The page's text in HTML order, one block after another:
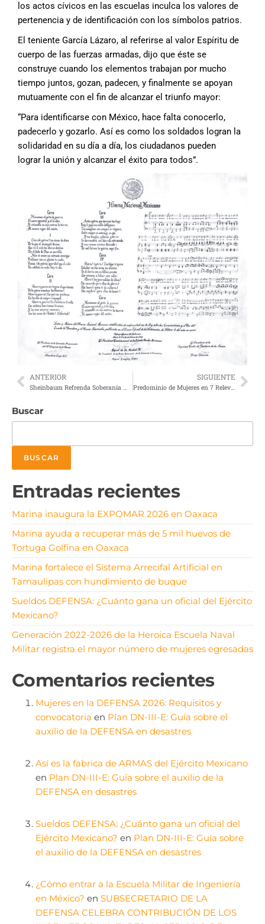
los actos cívicos en las escuelas inculca los valores de
pertenencia y de identificación con los símbolos patrios.
El teniente García Lázaro, al referirse al valor Espíritu de
cuerpo de las fuerzas armadas, dijo que éste se
construye cuando los elementos trabajan por mucho
tiempo juntos, gozan, padecen, y finalmente se apoyan
mutuamente con el fin de alcanzar el triunfo mayor:
“Para identificarse con México, hace falta conocerlo,
padecerlo y gozarlo. Así es como los soldados logran la
solidaridad en su día a día, los ciudadanos pueden
lograr la unión y alcanzar el éxito para todos”.
ANTERIOR
Sheinbaum Refrenda Soberanía Mexicana
SIGUIENTE
Predominio de Mujeres en 7 Relevos de la Defensa
Buscar
BUSCAR
Entradas recientes
Marina inaugura la EXPOMAR 2026 en Oaxaca
Marina ayuda a recuperar más de 5 mil huevos de
Tortuga Golfina en Oaxaca
Marina fortalece el Sistema Arrecifal Artificial en
Tamaulipas con hundimiento de buque
Sueldos DEFENSA: ¿Cuánto gana un oficial del Ejército
Mexicano?
Generación 2022-2026 de la Heroica Escuela Naval
Militar registra el mayor número de mujeres egresadas
Comentarios recientes
Mujeres en la DEFENSA 2026: Requisitos y
convocatoria en Plan DN-III-E: Guía sobre el
auxilio de la DEFENSA en desastres
Así es la fabrica de ARMAS del Ejército Mexicano
en Plan DN-III-E: Guía sobre el auxilio de la
DEFENSA en desastres
Sueldos DEFENSA: ¿Cuánto gana un oficial del
Ejército Mexicano? en Plan DN-III-E: Guía sobre
el auxilio de la DEFENSA en desastres
¿Cómo entrar a la Escuela Militar de Ingeniería
en México? en SUBSECRETARIO DE LA
DEFENSA CELEBRA CONTRIBUCIÓN DE LOS